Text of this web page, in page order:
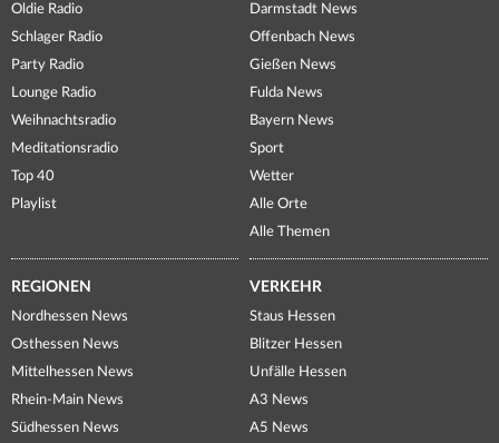
Oldie Radio
Schlager Radio
Party Radio
Lounge Radio
Weihnachtsradio
Meditationsradio
Top 40
Playlist
Darmstadt News
Offenbach News
Gießen News
Fulda News
Bayern News
Sport
Wetter
Alle Orte
Alle Themen
REGIONEN
Nordhessen News
Osthessen News
Mittelhessen News
Rhein-Main News
Südhessen News
VERKEHR
Staus Hessen
Blitzer Hessen
Unfälle Hessen
A3 News
A5 News